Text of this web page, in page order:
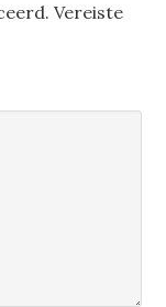
Vereiste